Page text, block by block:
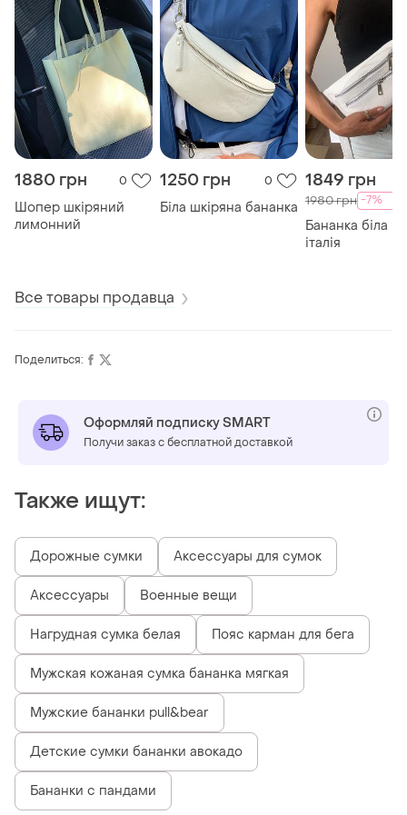
1880 грн 0
Шопер шкіряний
лимонний
1250 грн 0
Біла шкіряна бананка
1849 грн
1980 грн -7%
Бананка біла
італія
Все товары продавца
Поделиться:
Оформляй подписку SMART
Получи заказ с бесплатной доставкой
Также ищут:
Дорожные сумки Аксессуары для сумок
Аксессуары Военные вещи
Нагрудная сумка белая Пояс карман для бега
Мужская кожаная сумка бананка мягкая
Мужские бананки pull&bear
Детские сумки бананки авокадо
Бананки с пандами